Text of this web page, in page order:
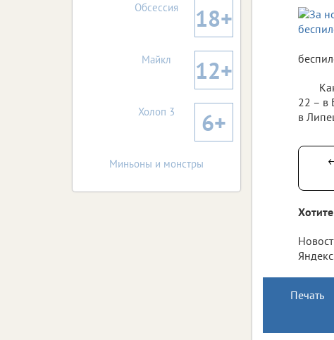
22 – в
в
Печать
Обсессия 18+
Майкл 12+
Холоп 3 6+
Миньоны и монстры